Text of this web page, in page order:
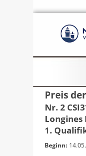
Preis
Nr. 2
Longines
1.
Beginn: